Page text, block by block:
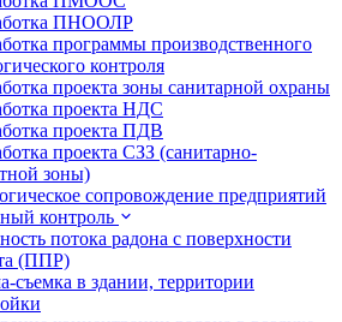
ПНООЛР
программы производственного
контроля
проекта зоны санитарной охраны
проекта НДС
проекта ПДВ
проекта СЗЗ (санитарно-
зоны)
сопровождение предприятий
контроль
потока радона с поверхности
(ППР)
съемка в здании, территории